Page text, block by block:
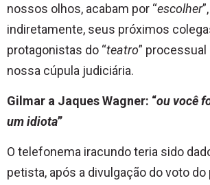
nossos olhos, acabam por “escolher
indiretamente, seus próximos
protagonistas do “teatro”
nossa cúpula judiciária.
Gilmar a Jaques Wagner: “ou você
um idiota”
O telefonema iracundo teria sido
petista, após a divulgação do voto